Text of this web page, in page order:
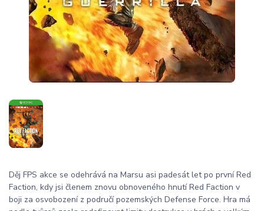
Děj FPS akce se odehrává na Marsu asi padesát let po první Red
Faction, kdy jsi členem znovu obnoveného hnutí Red Faction v
boji za osvobození z područí pozemských Defense Force. Hra má